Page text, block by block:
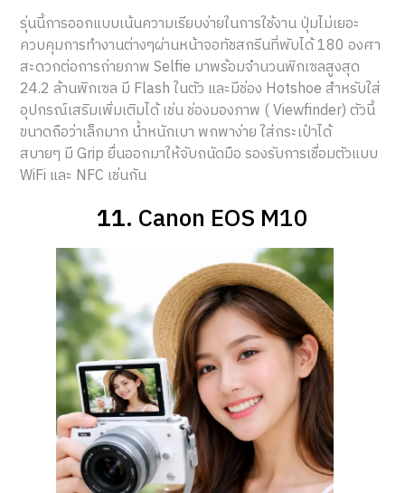
รุ่นนี้การออกแบบเน้นความเรียบง่ายในการใช้งาน ปุ่มไม่เยอะ
ควบคุมการทำงานต่างๆผ่านหน้าจอทัชสกรีนที่พับได้ 180 องศา
สะดวกต่อการถ่ายภาพ Selfie มาพร้อมจำนวนพิกเซลสูงสุด
24.2 ล้านพิกเซล มี Flash ในตัว และมีช่อง Hotshoe สำหรับใส่
อุปกรณ์เสริมเพิ่มเติมได้ เช่น ช่องมองภาพ ( Viewfinder) ตัวนี้
ขนาดถือว่าเล็กมาก น้ำหนักเบา พกพาง่าย ใส่กระเป๋าได้
สบายๆ มี Grip ยื่นออกมาให้จับถนัดมือ รองรับการเชื่อมตัวแบบ
WiFi และ NFC เช่นกัน
11. Canon EOS M10